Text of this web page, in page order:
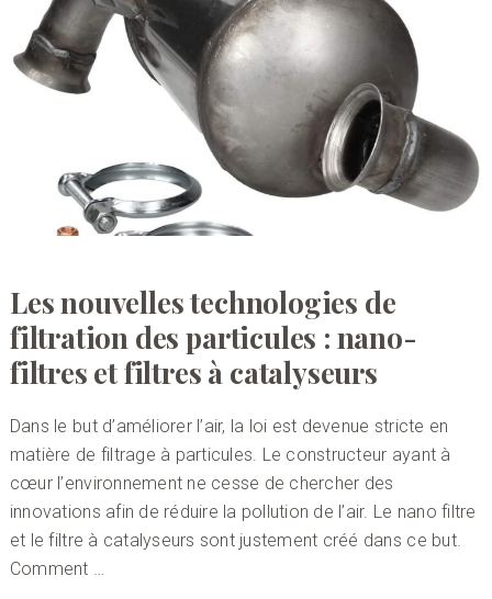
Les nouvelles technologies de
filtration des particules : nano-
filtres et filtres à catalyseurs
Dans le but d’améliorer l’air, la loi est devenue stricte en
matière de filtrage à particules. Le constructeur ayant à
cœur l’environnement ne cesse de chercher des
innovations afin de réduire la pollution de l’air. Le nano filtre
et le filtre à catalyseurs sont justement créé dans ce but.
Comment …